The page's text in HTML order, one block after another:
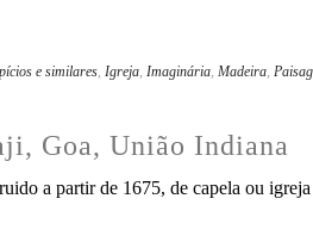
e similares Igreja Imaginária Madeira
Goa, União Indiana
a partir de 1675, de capela ou